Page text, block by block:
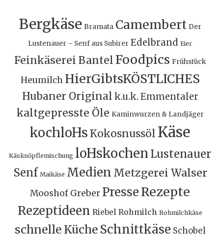
Bergkäse Bramata Camembert Der
Lustenauer – Senf aus Subirer Edelbrand Eier
Feinkäserei BantelFoodpics Frühstück
Heumilch HierGibtsKÖSTLICHES
Hubaner Original k.u.k. Emmentaler
kaltgepresste Öle Kaminwurzen & Landjäger
kochloHs Kokosnussöl Käse
Käsknöpflemischung loHskochen Lustenauer
Senf Maikäse Medien Metzgerei Walser
Mooshof Greber PresseRezepte
Rezeptideen Riebel Rohmilch Rohmilchkäse
schnelle Küche Schnittkäse Schobel